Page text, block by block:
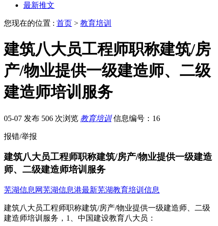
最新推文
您现在的位置 : 首页 > 教育培训
建筑八大员工程师职称建筑/房
产/物业提供一级建造师、二级
建造师培训服务
05-07 发布 506 次浏览 教育培训 信息编号：16
报错/举报
建筑八大员工程师职称建筑/房产/物业提供一级建造
师、二级建造师培训服务
芜湖信息网芜湖信息港最新芜湖教育培训信息
建筑八大员工程师职称建筑/房产/物业提供一级建造师、二级
建造师培训服务，1、中国建设教育八大员：